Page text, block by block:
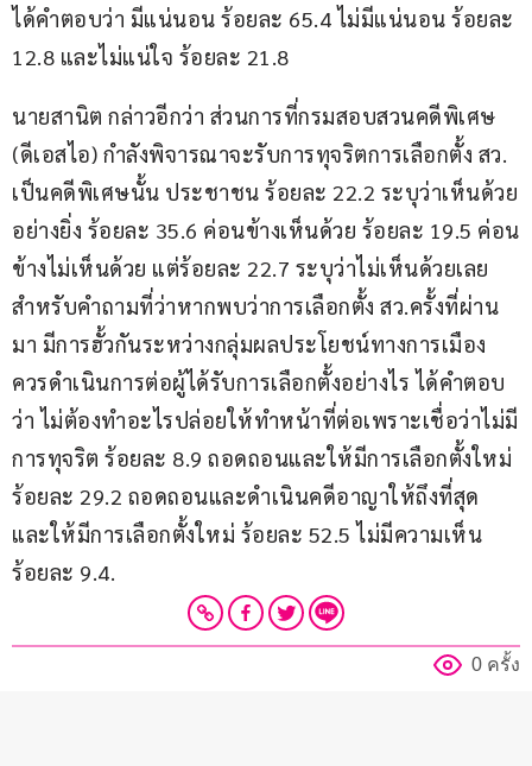
ได้คำตอบว่า มีแน่นอน ร้อยละ 65.4 ไม่มีแน่นอน ร้อยละ
12.8 และไม่แน่ใจ ร้อยละ 21.8
นายสานิต กล่าวอีกว่า ส่วนการที่กรมสอบสวนคดีพิเศษ
(ดีเอสไอ) กำลังพิจารณาจะรับการทุจริตการเลือกตั้ง สว.
เป็นคดีพิเศษนั้น ประชาชน ร้อยละ 22.2 ระบุว่าเห็นด้วย
อย่างยิ่ง ร้อยละ 35.6 ค่อนข้างเห็นด้วย ร้อยละ 19.5 ค่อน
ข้างไม่เห็นด้วย แต่ร้อยละ 22.7 ระบุว่าไม่เห็นด้วยเลย
สำหรับคำถามที่ว่าหากพบว่าการเลือกตั้ง สว.ครั้งที่ผ่าน
มา มีการฮั้วกันระหว่างกลุ่มผลประโยชน์ทางการเมือง
ควรดำเนินการต่อผู้ได้รับการเลือกตั้งอย่างไร ได้คำตอบ
ว่า ไม่ต้องทำอะไรปล่อยให้ทำหน้าที่ต่อเพราะเชื่อว่าไม่มี
การทุจริต ร้อยละ 8.9 ถอดถอนและให้มีการเลือกตั้งใหม่
ร้อยละ 29.2 ถอดถอนและดำเนินคดีอาญาให้ถึงที่สุด
และให้มีการเลือกตั้งใหม่ ร้อยละ 52.5 ไม่มีความเห็น
ร้อยละ 9.4.
0 ครั้ง